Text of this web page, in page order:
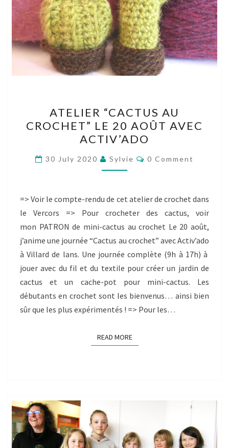
“CACTUS
AU
CROCHET”
LE
20
AVEC
ACTIV’ADO
ATELIER “CACTUS AU
CROCHET” LE 20 AOÛT AVEC
ACTIV’ADO
30 July 2020 Sylvie Comments
0 Comment
=> Voir le compte-rendu de cet atelier de crochet dans
le Vercors => Pour crocheter des cactus, voir
mon PATRON de mini-cactus au crochet Le 20 août,
j’anime une journée “Cactus au crochet” avec Activ’ado
à Villard de lans. Une journée complète (9h à 17h) à
jouer avec du fil et du textile pour créer un jardin de
cactus et un cache-pot pour mini-cactus. Les
débutants en crochet sont les bienvenus… ainsi bien
sûr que les plus expérimentés ! => Pour les…
READ MOREREAD MORE